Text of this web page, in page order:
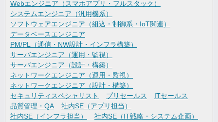
Webエンジニア（スマホアプリ・フルスタック）
システムエンジニア（汎用機系）
ソフトウェアエンジニア（組込・制御系・IoT関連）
データベースエンジニア
PM/PL（通信・NW設計・インフラ構築）
サーバエンジニア（運用・監視）
サーバエンジニア（設計・構築）
ネットワークエンジニア（運用・監視）
ネットワークエンジニア（設計・構築）
セキュリティスペシャリスト
プリセールス
ITセールス
品質管理・QA
社内SE（アプリ担当）
社内SE（インフラ担当）
社内SE（IT戦略・システム企画）